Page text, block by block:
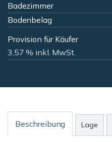
Badezimmer
Bodenbelag
Provision für Käufer
3,57 % inkl. MwSt.
Beschreibung Lage